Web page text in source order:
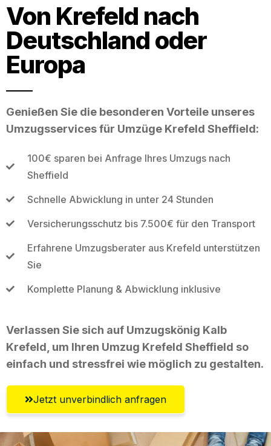
Von Krefeld nach
Deutschland oder
Europa
Genießen Sie die besonderen Vorteile unseres
Umzugsservices für Umzüge Krefeld Sheffield:
100€ sparen bei Anfrage Ihres Umzugs nach
Sheffield
Schnelle Abwicklung in unter 24 Stunden
Versicherungsschutz bis 7.500€ für den Transport
Erfahrene Umzugsberater aus Krefeld unterstützen
Sie
Komplette Planung & Abwicklung inklusive
Verlassen Sie sich auf Umzugskönig Kalb
Krefeld, um Ihren Umzug Krefeld Sheffield so
einfach und stressfrei wie möglich zu gestalten.
Jetzt unverbindlich anfragen